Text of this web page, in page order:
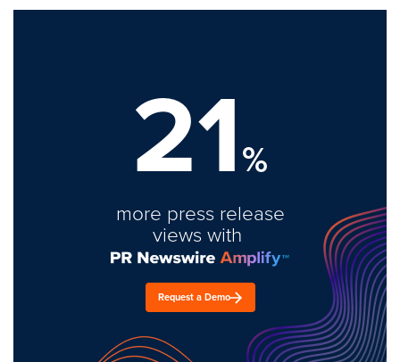
21%
more press release
views with
Request a Demo